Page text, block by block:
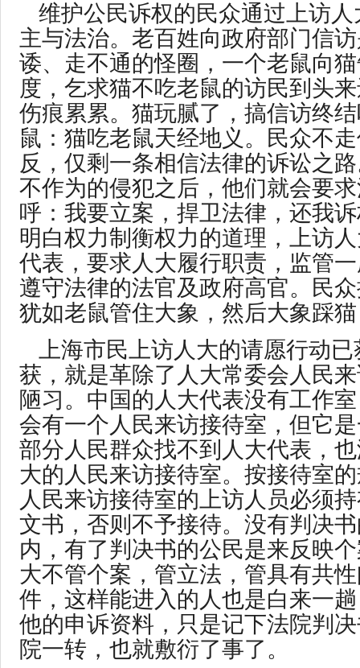
维护公民诉权的民众通过上访
主与法治。老百姓向政府部门信
诿、走不通的怪圈，一个老鼠向
度，乞求猫不吃老鼠的访民到头
伤痕累累。猫玩腻了，搞信访终
鼠：猫吃老鼠天经地义。民众不
反，仅剩一条相信法律的诉讼之
不作为的侵犯之后，他们就会要
呼：我要立案，捍卫法律，还我
明白权力制衡权力的道理，上访
代表，要求人大履行职责，监管
遵守法律的法官及政府高官。民
犹如老鼠管住大象，然后大象踩
上海市民上访人大的请愿行动
获，就是革除了人大常委会人民
陋习。中国的人大代表没有工作
会有一个人民来访接待室，但它
部分人民群众找不到人大代表，
大的人民来访接待室。按接待室
人民来访接待室的上访人员必须
文书，否则不予接待。没有判决
内，有了判决书的公民是来反映
大不管个案，管立法，管具有共
件，这样能进入的人也是白来一
他的申诉资料，只是记下法院判
院一转，也就敷衍了事了。